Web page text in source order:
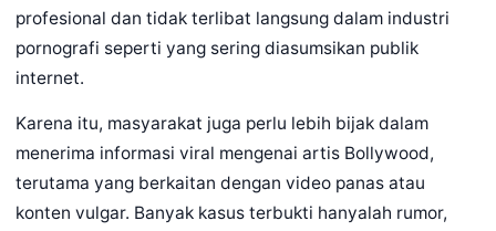
profesional dan tidak terlibat langsung dalam industri
pornografi seperti yang sering diasumsikan publik
internet.
Karena itu, masyarakat juga perlu lebih bijak dalam
menerima informasi viral mengenai artis Bollywood,
terutama yang berkaitan dengan video panas atau
konten vulgar. Banyak kasus terbukti hanyalah rumor,